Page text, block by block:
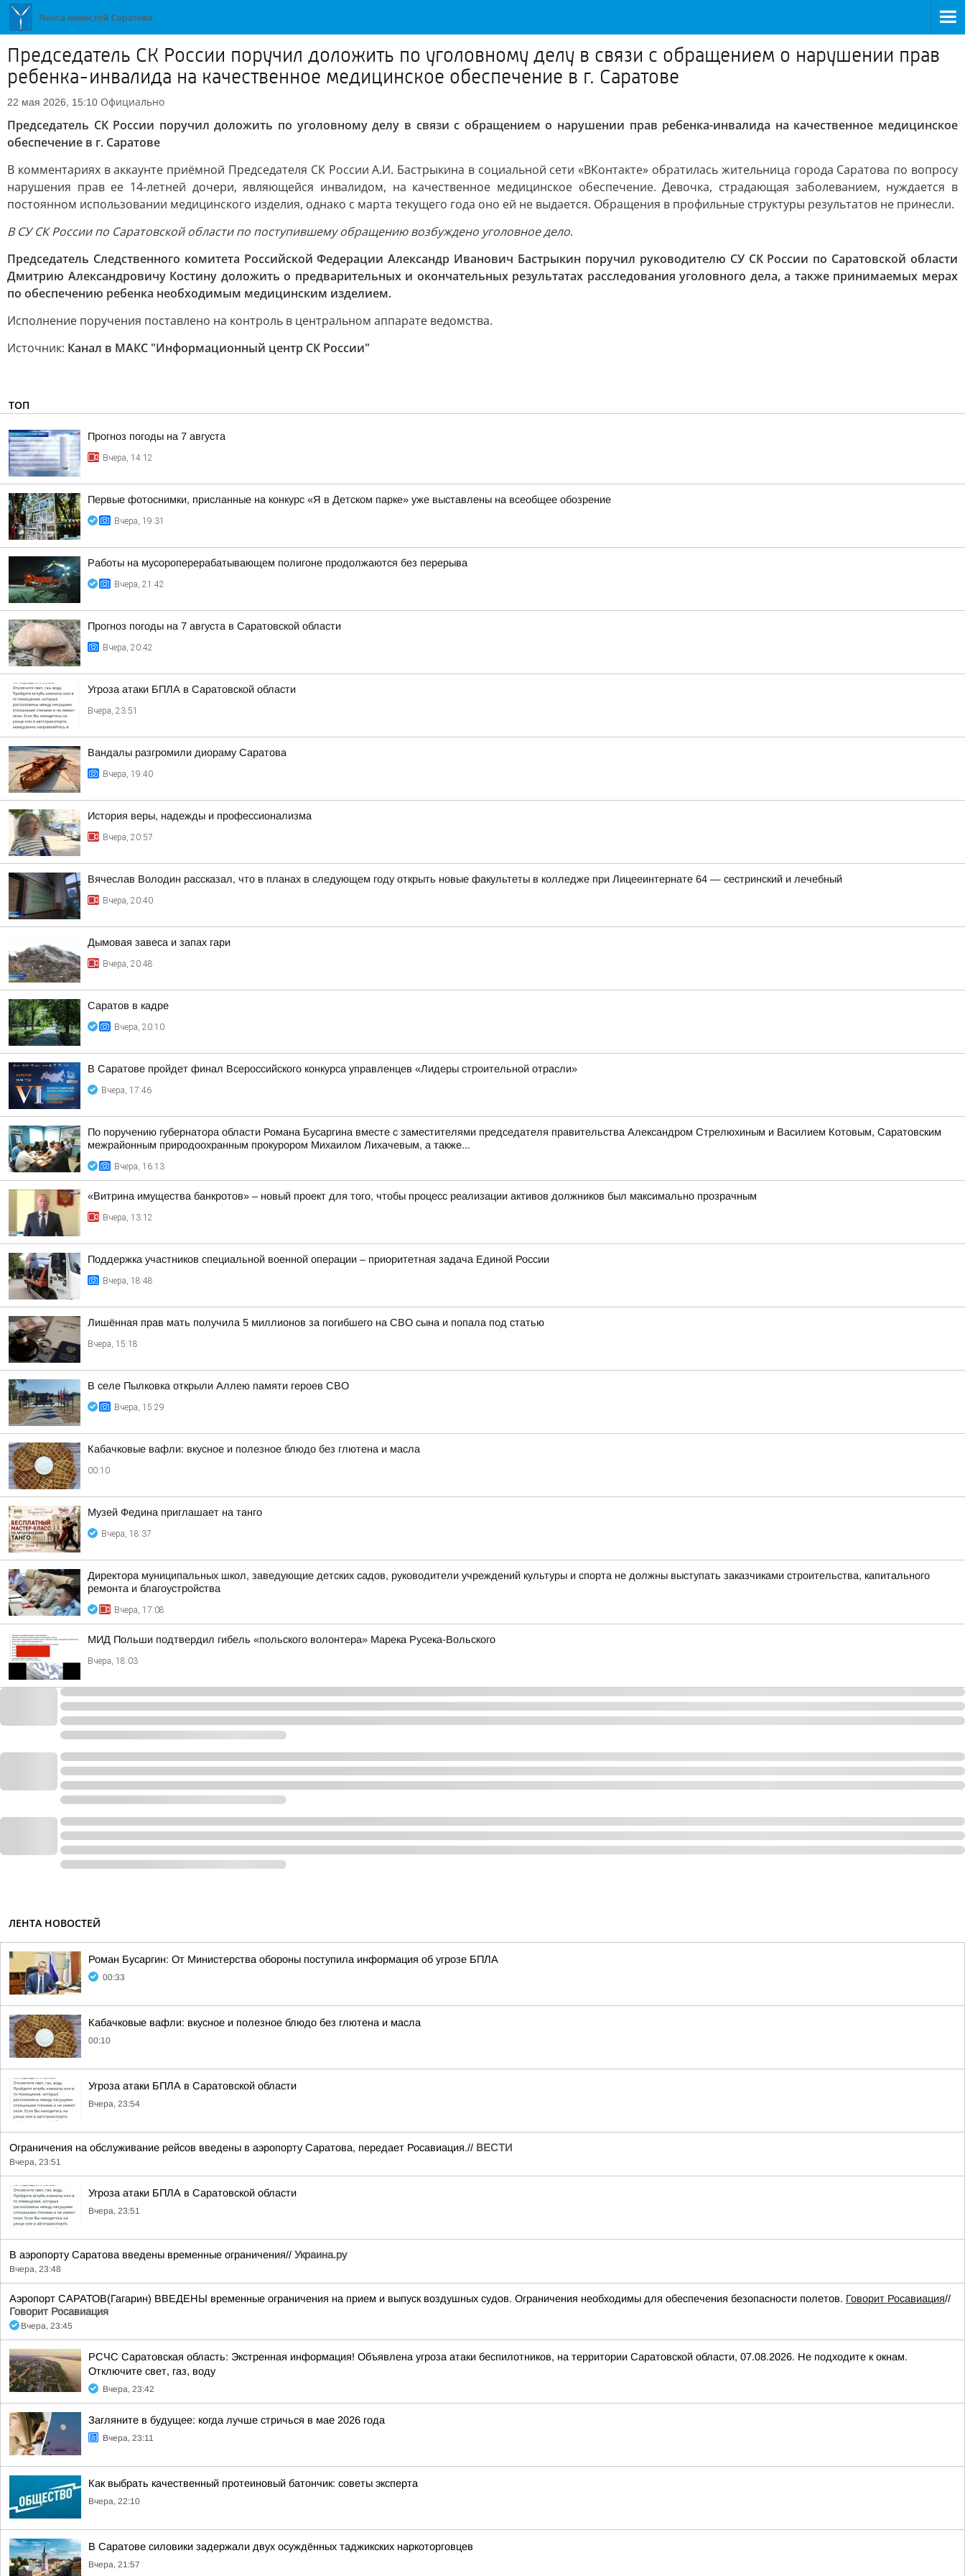
Председатель СК России поручил доложить по уголовному делу в связи с обращением о нарушении прав
ребенка-инвалида на качественное медицинское обеспечение в г. Саратове
22 мая 2026, 15:10 Официально
Председатель СК России поручил доложить по уголовному делу в связи с обращением о нарушении прав ребенка-инвалида на качественное медицинское
обеспечение в г. Саратове
В комментариях в аккаунте приёмной Председателя СК России А.И. Бастрыкина в социальной сети «ВКонтакте» обратилась жительница города Саратова по вопросу
нарушения прав ее 14-летней дочери, являющейся инвалидом, на качественное медицинское обеспечение. Девочка, страдающая заболеванием, нуждается в
постоянном использовании медицинского изделия, однако с марта текущего года оно ей не выдается. Обращения в профильные структуры результатов не принесли.
В СУ СК России по Саратовской области по поступившему обращению возбуждено уголовное дело.
Председатель Следственного комитета Российской Федерации Александр Иванович Бастрыкин поручил руководителю СУ СК России по Саратовской области
Дмитрию Александровичу Костину доложить о предварительных и окончательных результатах расследования уголовного дела, а также принимаемых мерах
по обеспечению ребенка необходимым медицинским изделием.
Исполнение поручения поставлено на контроль в центральном аппарате ведомства.
Источник: Канал в МАКС "Информационный центр СК России"
ТОП
Прогноз погоды на 7 августа
Вчера, 14:12
Первые фотоснимки, присланные на конкурс «Я в Детском парке» уже выставлены на всеобщее обозрение
Вчера, 19:31
Работы на мусороперерабатывающем полигоне продолжаются без перерыва
Вчера, 21:42
Прогноз погоды на 7 августа в Саратовской области
Вчера, 20:42
Угроза атаки БПЛА в Саратовской области
Вчера, 23:51
Вандалы разгромили диораму Саратова
Вчера, 19:40
История веры, надежды и профессионализма
Вчера, 20:57
Вячеслав Володин рассказал, что в планах в следующем году открыть новые факультеты в колледже при Лицееинтернате 64 — сестринский и лечебный
Вчера, 20:40
Дымовая завеса и запах гари
Вчера, 20:48
Саратов в кадре
Вчера, 20:10
В Саратове пройдет финал Всероссийского конкурса управленцев «Лидеры строительной отрасли»
Вчера, 17:46
По поручению губернатора области Романа Бусаргина вместе с заместителями председателя правительства Александром Стрелюхиным и Василием Котовым, Саратовским
межрайонным природоохранным прокурором Михаилом Лихачевым, а также...
Вчера, 16:13
«Витрина имущества банкротов» – новый проект для того, чтобы процесс реализации активов должников был максимально прозрачным
Вчера, 13:12
Поддержка участников специальной военной операции – приоритетная задача Единой России
Вчера, 18:48
Лишённая прав мать получила 5 миллионов за погибшего на СВО сына и попала под статью
Вчера, 15:18
В селе Пылковка открыли Аллею памяти героев СВО
Вчера, 15:29
Кабачковые вафли: вкусное и полезное блюдо без глютена и масла
00:10
Музей Федина приглашает на танго
Вчера, 18:37
Директора муниципальных школ, заведующие детских садов, руководители учреждений культуры и спорта не должны выступать заказчиками строительства, капитального
ремонта и благоустройства
Вчера, 17:08
МИД Польши подтвердил гибель «польского волонтера» Марека Русека-Вольского
Вчера, 18:03
ЛЕНТА НОВОСТЕЙ
Роман Бусаргин: От Министерства обороны поступила информация об угрозе БПЛА
00:33
Кабачковые вафли: вкусное и полезное блюдо без глютена и масла
00:10
Угроза атаки БПЛА в Саратовской области
Вчера, 23:54
Ограничения на обслуживание рейсов введены в аэропорту Саратова, передает Росавиация.// ВЕСТИ
Вчера, 23:51
Угроза атаки БПЛА в Саратовской области
Вчера, 23:51
В аэропорту Саратова введены временные ограничения// Украина.ру
Вчера, 23:48
Аэропорт САРАТОВ(Гагарин) ВВЕДЕНЫ временные ограничения на прием и выпуск воздушных судов. Ограничения необходимы для обеспечения безопасности полетов. Говорит Росавиация//
Говорит Росавиация
Вчера, 23:45
РСЧС Саратовская область: Экстренная информация! Объявлена угроза атаки беспилотников, на территории Саратовской области, 07.08.2026. Не подходите к окнам.
Отключите свет, газ, воду
Вчера, 23:42
Загляните в будущее: когда лучше стричься в мае 2026 года
Вчера, 23:11
Как выбрать качественный протеиновый батончик: советы эксперта
Вчера, 22:10
В Саратове силовики задержали двух осуждённых таджикских наркоторговцев
Вчера, 21:57